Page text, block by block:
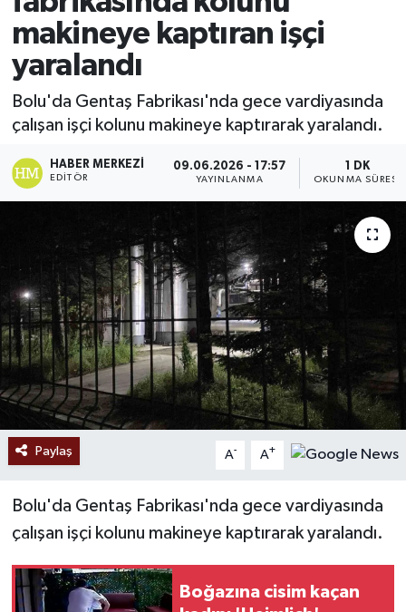
makineye kaptıran işçi
yaralandı
Bolu'da Gentaş Fabrikası'nda gece vardiyasında
çalışan işçi kolunu makineye kaptırarak yaralandı.
HABER MERKEZI
EDITÖR
09.06.2026 - 17:57
YAYINLANMA
1 DK
OKUNMA SÜRESI
Paylaş A- A+
Bolu'da Gentaş Fabrikası'nda gece vardiyasında
çalışan işçi kolunu makineye kaptırarak yaralandı.
Boğazına cisim kaçan
Ekonomi
Sağlık
Tokat Haber